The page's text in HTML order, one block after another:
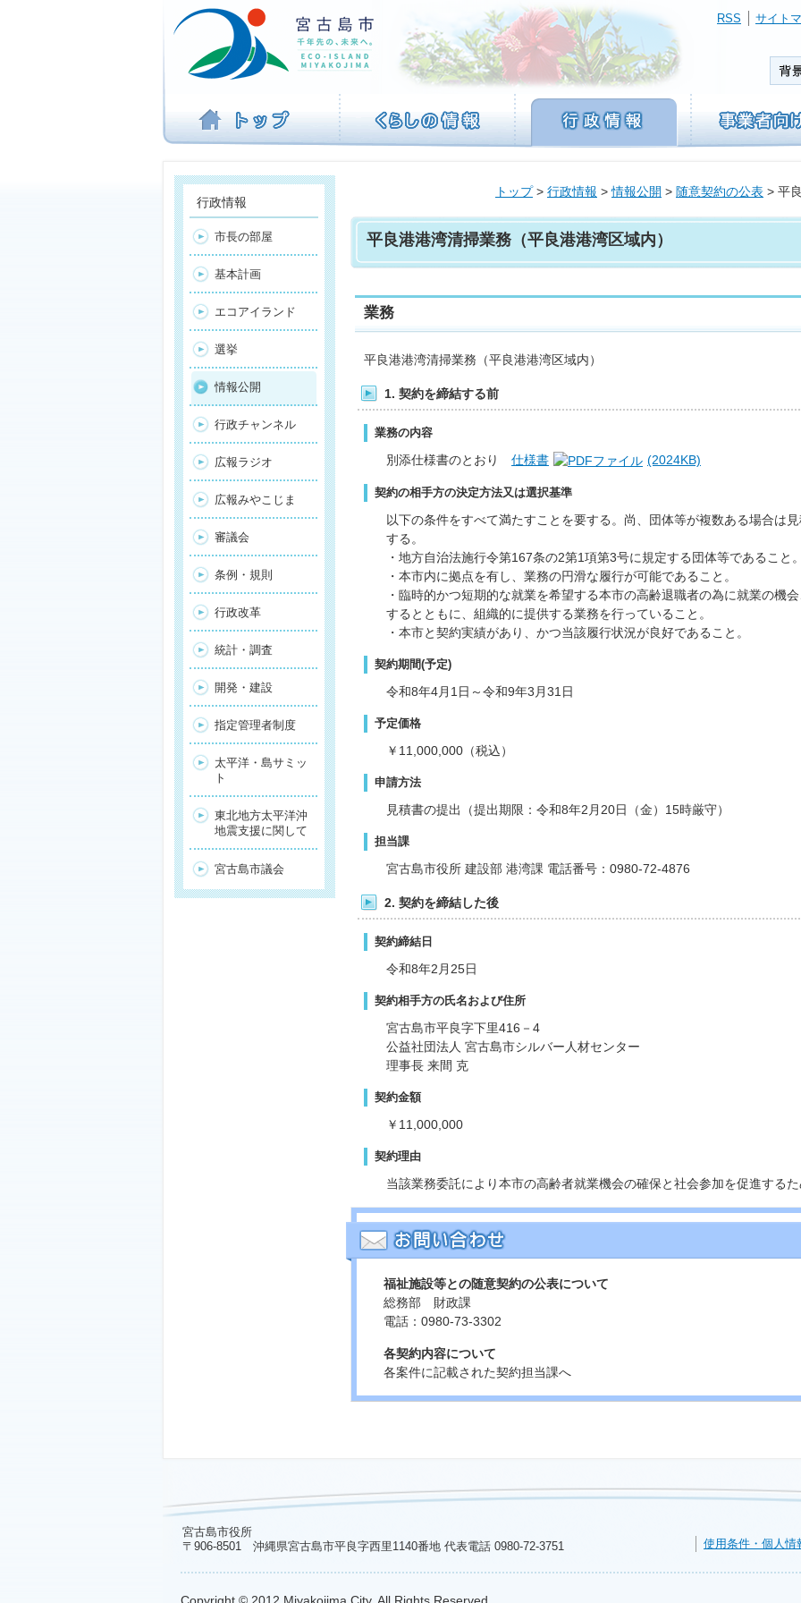
ビ
を
ば
す
サイト
RSS
トップ> 行政情報 >情報公開 > 随意契約の公表 > 平
平良港港湾清掃業務（平良港港湾区域内）
業務
平良港港湾清掃業務（平良港港湾区域内）
1. 契約を締結する前
業務の内容
別添仕様書のとおり 仕様書 (2024KB)
契約の相手方の決定方法又は選択基準
以下の条件をすべて満たすことを要する。尚、団体等が複数ある場合は
する。
・地方自治法施行令第167条の2第1項第3号に規定する団体等であること
・本市内に拠点を有し、業務の円滑な履行が可能であること。
・臨時的かつ短期的な就業を希望する本市の高齢退職者の為に就業の機
するとともに、組織的に提供する業務を行っていること。
・本市と契約実績があり、かつ当該履行状況が良好であること。
契約期間(予定)
令和8年4月1日～令和9年3月31日
予定価格
￥11,000,000（税込）
申請方法
見積書の提出（提出期限：令和8年2月20日（金）15時厳守）
担当課
宮古島市役所 建設部 港湾課 電話番号：0980-72-4876
2. 契約を締結した後
契約締結日
令和8年2月25日
契約相手方の氏名および住所
宮古島市平良字下里416－4
公益社団法人 宮古島市シルバー人材センター
理事長 来間 克
契約金額
￥11,000,000
契約理由
当該業務委託により本市の高齢者就業機会の確保と社会参加を促進する
福祉施設等との随意契約の公表について
総務部 財政課
電話：0980-73-3302
各契約内容について
各案件に記載された契約担当課へ
行政情報
市長の部屋
基本計画
エコアイランド
選挙
情報公開
行政チャンネル
広報ラジオ
広報みやこじま
審議会
条例・規則
行政改革
統計・調査
開発・建設
指定管理者制度
太平洋・島サミッ
ト
東北地方太平洋沖
地震支援に関して
宮古島市議会
宮古島市役所
〒906-8501 沖縄県宮古島市平良字西里1140番地 代表電話 0980-72-3751 使用条件・個人情
Copyright © 2012 Miyakojima City. All Rights Reserved.